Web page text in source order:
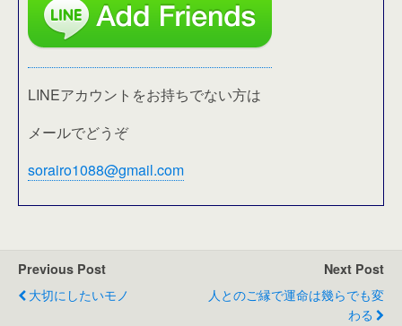
LINEアカウントをお持ちでない方は
メールでどうぞ
sorairo1088@gmail.com
Previous Post
大切にしたいモノ
Next Post
人とのご縁で運命は幾らでも変
わる